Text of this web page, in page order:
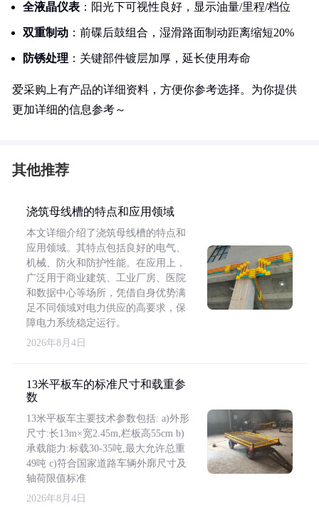
全液晶仪表 ：阳光下可视性良好，显示油量/里程/档位
双重制动 ：前碟后鼓组合，湿滑路面制动距离缩短20%
防锈处理 ：关键部件镀层加厚，延长使用寿命
爱采购上有产品的详细资料，方便你参考选择。为你提供
更加详细的信息参考～
其他推荐
浇筑母线槽的特点和应用领域
本文详细介绍了浇筑母线槽的特点和
应用领域。其特点包括良好的电气、
机械、防火和防护性能。在应用上，
广泛用于商业建筑、工业厂房、医院
和数据中心等场所，凭借自身优势满
足不同领域对电力供应的高要求，保
障电力系统稳定运行。
2026年8月4日
13米平板车的标准尺寸和载重参
数
13米平板车主要技术参数包括: a)外形
尺寸:长13m×宽2.45m,栏板高55cm b)
承载能力:标载30-35吨,最大允许总重
49吨 c)符合国家道路车辆外廓尺寸及
轴荷限值标准
2026年8月4日